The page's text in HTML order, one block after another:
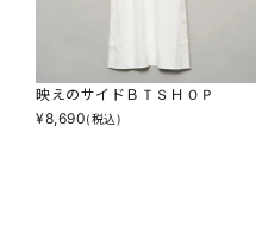
映えのサイドＢＴＳＨＯＰ
¥8,690(税込)